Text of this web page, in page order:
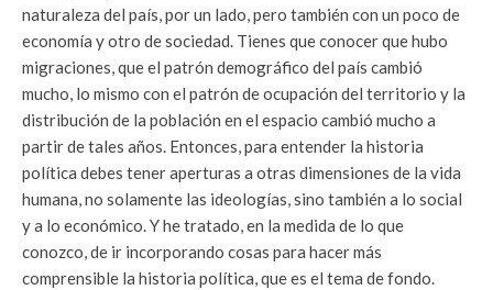
naturaleza del país, por un lado, pero también con un poco de
economía y otro de sociedad. Tienes que conocer que hubo
migraciones, que el patrón demográfico del país cambió
mucho, lo mismo con el patrón de ocupación del territorio y la
distribución de la población en el espacio cambió mucho a
partir de tales años. Entonces, para entender la historia
política debes tener aperturas a otras dimensiones de la vida
humana, no solamente las ideologías, sino también a lo social
y a lo económico. Y he tratado, en la medida de lo que
conozco, de ir incorporando cosas para hacer más
comprensible la historia política, que es el tema de fondo.